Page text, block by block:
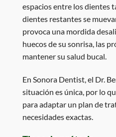
espacios entre los dientes
dientes restantes se
provoca una mordida
huecos de su sonrisa, las
mantener su salud bucal.
En Sonora Dentist, el Dr.
situación es única, por lo
para adaptar un plan de
necesidades exactas.